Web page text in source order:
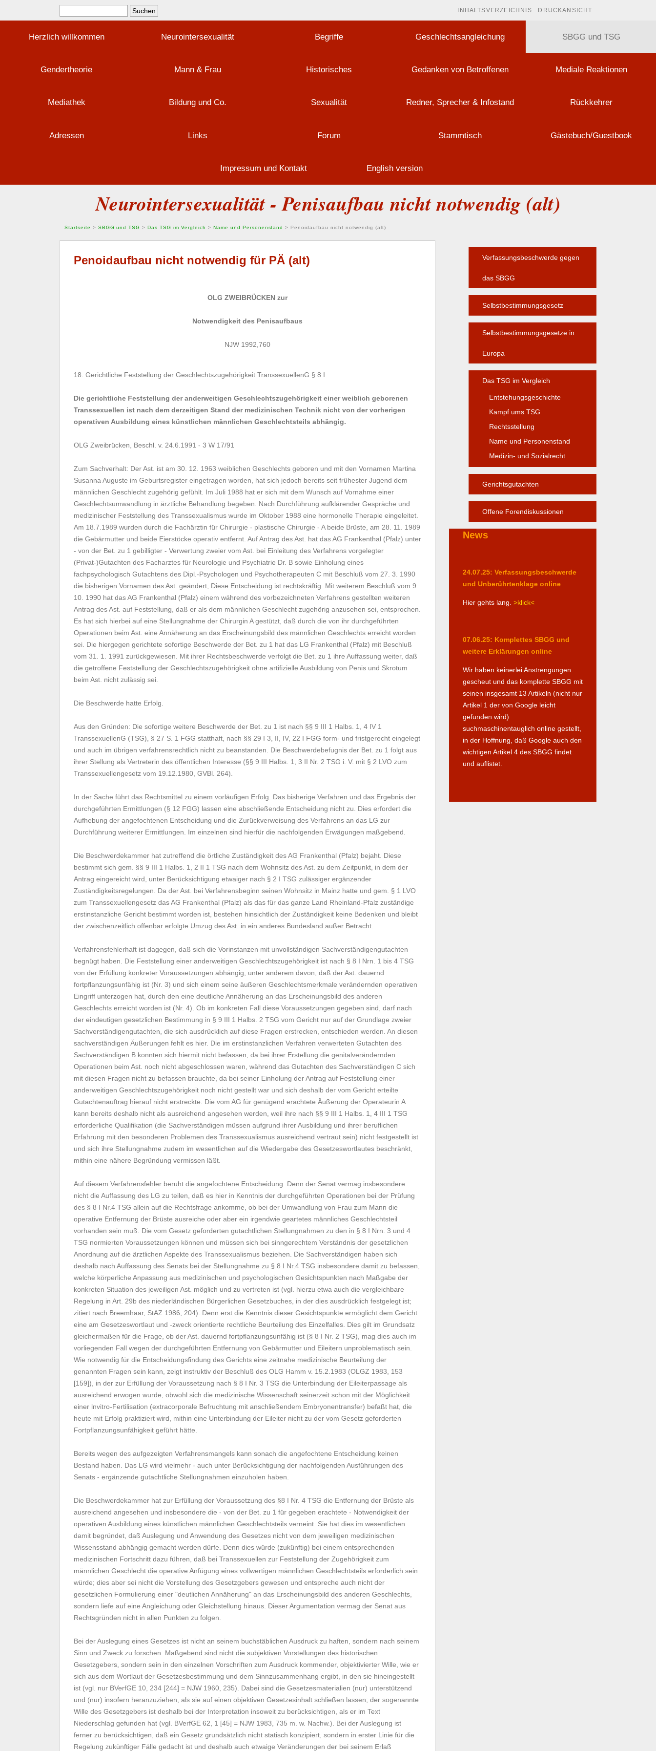
INHALTSVERZEICHNIS DRUCKANSICHT
Herzlich willkommen Neurointersexualität Begriffe Geschlechtsangleichung SBGG und TSG
Gendertheorie Mann & Frau Historisches Gedanken von Betroffenen Mediale Reaktionen
Mediathek Bildung und Co. Sexualität Redner, Sprecher & Infostand Rückkehrer
Adressen Links Forum Stammtisch Gästebuch/Guestbook
Impressum und Kontakt English version
Neurointersexualität - Penisaufbau nicht notwendig (alt)
Startseite > SBGG und TSG >Das TSG im Vergleich > Name und Personenstand > Penoidaufbau nicht notwendig (alt)
Penoidaufbau nicht notwendig für PÄ (alt)
OLG ZWEIBRÜCKEN zur
Notwendigkeit des Penisaufbaus
NJW 1992,760
18. Gerichtliche Feststellung der Geschlechtszugehörigkeit TranssexuellenG § 8 I
Die gerichtliche Feststellung der anderweitigen Geschlechtszugehörigkeit einer weiblich geborenen
Transsexuellen ist nach dem derzeitigen Stand der medizinischen Technik nicht von der vorherigen
operativen Ausbildung eines künstlichen männlichen Geschlechtsteils abhängig.
OLG Zweibrücken, Beschl. v. 24.6.1991 - 3 W 17/91
Zum Sachverhalt: Der Ast. ist am 30. 12. 1963 weiblichen Geschlechts geboren und mit den Vornamen Martina
Susanna Auguste im Geburtsregister eingetragen worden, hat sich jedoch bereits seit frühester Jugend dem
männlichen Geschlecht zugehörig gefühlt. Im Juli 1988 hat er sich mit dem Wunsch auf Vornahme einer
Geschlechtsumwandlung in ärztliche Behandlung begeben. Nach Durchführung aufklärender Gespräche und
medizinischer Feststellung des Transsexualismus wurde im Oktober 1988 eine hormonelle Therapie eingeleitet.
Am 18.7.1989 wurden durch die Fachärztin für Chirurgie - plastische Chirurgie - A beide Brüste, am 28. 11. 1989
die Gebärmutter und beide Eierstöcke operativ entfernt. Auf Antrag des Ast. hat das AG Frankenthal (Pfalz) unter
- von der Bet. zu 1 gebilligter - Verwertung zweier vom Ast. bei Einleitung des Verfahrens vorgelegter
(Privat-)Gutachten des Facharztes für Neurologie und Psychiatrie Dr. B sowie Einholung eines
fachpsychologisch Gutachtens des Dipl.-Psychologen und Psychotherapeuten C mit Beschluß vom 27. 3. 1990
die bisherigen Vornamen des Ast. geändert, Diese Entscheidung ist rechtskräftig. Mit weiterem Beschluß vom 9.
10. 1990 hat das AG Frankenthal (Pfalz) einem während des vorbezeichneten Verfahrens gestellten weiteren
Antrag des Ast. auf Feststellung, daß er als dem männlichen Geschlecht zugehörig anzusehen sei, entsprochen.
Es hat sich hierbei auf eine Stellungnahme der Chirurgin A gestützt, daß durch die von ihr durchgeführten
Operationen beim Ast. eine Annäherung an das Erscheinungsbild des männlichen Geschlechts erreicht worden
sei. Die hiergegen gerichtete sofortige Beschwerde der Bet. zu 1 hat das LG Frankenthal (Pfalz) mit Beschluß
vom 31. 1. 1991 zurückgewiesen. Mit ihrer Rechtsbeschwerde verfolgt die Bet. zu 1 ihre Auffassung weiter, daß
die getroffene Feststellung der Geschlechtszugehörigkeit ohne artifizielle Ausbildung von Penis und Skrotum
beim Ast. nicht zulässig sei.
Die Beschwerde hatte Erfolg.
Aus den Gründen: Die sofortige weitere Beschwerde der Bet. zu 1 ist nach §§ 9 III 1 Halbs. 1, 4 IV 1
TranssexuellenG (TSG), § 27 S. 1 FGG statthaft, nach §§ 29 I 3, II, IV, 22 I FGG form- und fristgerecht eingelegt
und auch im übrigen verfahrensrechtlich nicht zu beanstanden. Die Beschwerdebefugnis der Bet. zu 1 folgt aus
ihrer Stellung als Vertreterin des öffentlichen Interesse (§§ 9 III Halbs. 1, 3 II Nr. 2 TSG i. V. mit § 2 LVO zum
Transsexuellengesetz vom 19.12.1980, GVBl. 264).
In der Sache führt das Rechtsmittel zu einem vorläufigen Erfolg. Das bisherige Verfahren und das Ergebnis der
durchgeführten Ermittlungen (§ 12 FGG) lassen eine abschließende Entscheidung nicht zu. Dies erfordert die
Aufhebung der angefochtenen Entscheidung und die Zurückverweisung des Verfahrens an das LG zur
Durchführung weiterer Ermittlungen. Im einzelnen sind hierfür die nachfolgenden Erwägungen maßgebend.
Die Beschwerdekammer hat zutreffend die örtliche Zuständigkeit des AG Frankenthal (Pfalz) bejaht. Diese
bestimmt sich gem. §§ 9 III 1 Halbs. 1, 2 II 1 TSG nach dem Wohnsitz des Ast. zu dem Zeitpunkt, in dem der
Antrag eingereicht wird, unter Berücksichtigung etwaiger nach § 2 I TSG zulässiger ergänzender
Zuständigkeitsregelungen. Da der Ast. bei Verfahrensbeginn seinen Wohnsitz in Mainz hatte und gem. § 1 LVO
zum Transsexuellengesetz das AG Frankenthal (Pfalz) als das für das ganze Land Rheinland-Pfalz zuständige
erstinstanzliche Gericht bestimmt worden ist, bestehen hinsichtlich der Zuständigkeit keine Bedenken und bleibt
der zwischenzeitlich offenbar erfolgte Umzug des Ast. in ein anderes Bundesland außer Betracht.
Verfahrensfehlerhaft ist dagegen, daß sich die Vorinstanzen mit unvollständigen Sachverständigengutachten
begnügt haben. Die Feststellung einer anderweitigen Geschlechtszugehörigkeit ist nach § 8 I Nrn. 1 bis 4 TSG
von der Erfüllung konkreter Voraussetzungen abhängig, unter anderem davon, daß der Ast. dauernd
fortpflanzungsunfähig ist (Nr. 3) und sich einem seine äußeren Geschlechtsmerkmale verändernden operativen
Eingriff unterzogen hat, durch den eine deutliche Annäherung an das Erscheinungsbild des anderen
Geschlechts erreicht worden ist (Nr. 4). Ob im konkreten Fall diese Voraussetzungen gegeben sind, darf nach
der eindeutigen gesetzlichen Bestimmung in § 9 III 1 Halbs. 2 TSG vom Gericht nur auf der Grundlage zweier
Sachverständigengutachten, die sich ausdrücklich auf diese Fragen erstrecken, entschieden werden. An diesen
sachverständigen Äußerungen fehlt es hier. Die im erstinstanzlichen Verfahren verwerteten Gutachten des
Sachverständigen B konnten sich hiermit nicht befassen, da bei ihrer Erstellung die genitalverändernden
Operationen beim Ast. noch nicht abgeschlossen waren, während das Gutachten des Sachverständigen C sich
mit diesen Fragen nicht zu befassen brauchte, da bei seiner Einholung der Antrag auf Feststellung einer
anderweitigen Geschlechtszugehörigkeit noch nicht gestellt war und sich deshalb der vom Gericht erteilte
Gutachtenauftrag hierauf nicht erstreckte. Die vom AG für genügend erachtete Äußerung der Operateurin A
kann bereits deshalb nicht als ausreichend angesehen werden, weil ihre nach §§ 9 III 1 Halbs. 1, 4 III 1 TSG
erforderliche Qualifikation (die Sachverständigen müssen aufgrund ihrer Ausbildung und ihrer beruflichen
Erfahrung mit den besonderen Problemen des Transsexualismus ausreichend vertraut sein) nicht festgestellt ist
und sich ihre Stellungnahme zudem im wesentlichen auf die Wiedergabe des Gesetzeswortlautes beschränkt,
mithin eine nähere Begründung vermissen läßt.
Auf diesem Verfahrensfehler beruht die angefochtene Entscheidung. Denn der Senat vermag insbesondere
nicht die Auffassung des LG zu teilen, daß es hier in Kenntnis der durchgeführten Operationen bei der Prüfung
des § 8 I Nr.4 TSG allein auf die Rechtsfrage ankomme, ob bei der Umwandlung von Frau zum Mann die
operative Entfernung der Brüste ausreiche oder aber ein irgendwie geartetes männliches Geschlechtsteil
vorhanden sein muß. Die vom Gesetz geforderten gutachtlichen Stellungnahmen zu den in § 8 I Nrn. 3 und 4
TSG normierten Voraussetzungen können und müssen sich bei sinngerechtem Verständnis der gesetzlichen
Anordnung auf die ärztlichen Aspekte des Transsexualismus beziehen. Die Sachverständigen haben sich
deshalb nach Auffassung des Senats bei der Stellungnahme zu § 8 I Nr.4 TSG insbesondere damit zu befassen,
welche körperliche Anpassung aus medizinischen und psychologischen Gesichtspunkten nach Maßgabe der
konkreten Situation des jeweiligen Ast. möglich und zu vertreten ist (vgl. hierzu etwa auch die vergleichbare
Regelung in Art. 29b des niederländischen Bürgerlichen Gesetzbuches, in der dies ausdrücklich festgelegt ist;
zitiert nach Breemhaar, StAZ 1986, 204). Denn erst die Kenntnis dieser Gesichtspunkte ermöglicht dem Gericht
eine am Gesetzeswortlaut und -zweck orientierte rechtliche Beurteilung des Einzelfalles. Dies gilt im Grundsatz
gleichermaßen für die Frage, ob der Ast. dauernd fortpflanzungsunfähig ist (§ 8 I Nr. 2 TSG), mag dies auch im
vorliegenden Fall wegen der durchgeführten Entfernung von Gebärmutter und Eileitern unproblematisch sein.
Wie notwendig für die Entscheidungsfindung des Gerichts eine zeitnahe medizinische Beurteilung der
genannten Fragen sein kann, zeigt instruktiv der Beschluß des OLG Hamm v. 15.2.1983 (OLGZ 1983, 153
[159]), in der zur Erfüllung der Voraussetzung nach § 8 I Nr. 3 TSG die Unterbindung der Eileiterpassage als
ausreichend erwogen wurde, obwohl sich die medizinische Wissenschaft seinerzeit schon mit der Möglichkeit
einer lnvitro-Fertilisation (extracorporale Befruchtung mit anschließendem Embryonentransfer) befaßt hat, die
heute mit Erfolg praktiziert wird, mithin eine Unterbindung der Eileiter nicht zu der vom Gesetz geforderten
Fortpflanzungsunfähigkeit geführt hätte.
Bereits wegen des aufgezeigten Verfahrensmangels kann sonach die angefochtene Entscheidung keinen
Bestand haben. Das LG wird vielmehr - auch unter Berücksichtigung der nachfolgenden Ausführungen des
Senats - ergänzende gutachtliche Stellungnahmen einzuholen haben.
Die Beschwerdekammer hat zur Erfüllung der Voraussetzung des §8 I Nr. 4 TSG die Entfernung der Brüste als
ausreichend angesehen und insbesondere die - von der Bet. zu 1 für gegeben erachtete - Notwendigkeit der
operativen Ausbildung eines künstlichen männlichen Geschlechtsteils verneint. Sie hat dies im wesentlichen
damit begründet, daß Auslegung und Anwendung des Gesetzes nicht von dem jeweiligen medizinischen
Wissensstand abhängig gemacht werden dürfe. Denn dies würde (zukünftig) bei einem entsprechenden
medizinischen Fortschritt dazu führen, daß bei Transsexuellen zur Feststellung der Zugehörigkeit zum
männlichen Geschlecht die operative Anfügung eines vollwertigen männlichen Geschlechtsteils erforderlich sein
würde; dies aber sei nicht die Vorstellung des Gesetzgebers gewesen und entspreche auch nicht der
gesetzlichen Formulierung einer "deutlichen Annäherung" an das Erscheinungsbild des anderen Geschlechts,
sondern liefe auf eine Angleichung oder Gleichstellung hinaus. Dieser Argumentation vermag der Senat aus
Rechtsgründen nicht in allen Punkten zu folgen.
Bei der Auslegung eines Gesetzes ist nicht an seinem buchstäblichen Ausdruck zu haften, sondern nach seinem
Sinn und Zweck zu forschen. Maßgebend sind nicht die subjektiven Vorstellungen des historischen
Gesetzgebers, sondern sein in den einzelnen Vorschriften zum Ausdruck kommender, objektivierter Wille, wie er
sich aus dem Wortlaut der Gesetzesbestimmung und dem Sinnzusammenhang ergibt, in den sie hineingestellt
ist (vgl. nur BVerfGE 10, 234 [244] = NJW 1960, 235). Dabei sind die Gesetzesmaterialien (nur) unterstützend
und (nur) insofern heranzuziehen, als sie auf einen objektiven Gesetzesinhalt schließen lassen; der sogenannte
Wille des Gesetzgebers ist deshalb bei der Interpretation insoweit zu berücksichtigen, als er im Text
Niederschlag gefunden hat (vgl. BVerfGE 62, 1 [45] = NJW 1983, 735 m. w. Nachw.). Bei der Auslegung ist
ferner zu berücksichtigen, daß ein Gesetz grundsätzlich nicht statisch konzipiert, sondern in erster Linie für die
Regelung zukünftiger Fälle gedacht ist und deshalb auch etwaige Veränderungen der bei seinem Erlaß
Verfassungsbeschwerde gegen
das SBGG
Selbstbestimmungsgesetz
Selbstbestimmungsgesetze in
Europa
Das TSG im Vergleich
Entstehungsgeschichte
Kampf ums TSG
Rechtsstellung
Name und Personenstand
Medizin- und Sozialrecht
Gerichtsgutachten
Offene Forendiskussionen
News
24.07.25: Verfassungsbeschwerde
und Unberührtenklage online
Hier gehts lang. >klick<
07.06.25: Komplettes SBGG und
weitere Erklärungen online
Wir haben keinerlei Anstrengungen
gescheut und das komplette SBGG mit
seinen insgesamt 13 Artikeln (nicht nur
Artikel 1 der von Google leicht
gefunden wird)
suchmaschinentauglich online gestellt,
in der Hoffnung, daß Google auch den
wichtigen Artikel 4 des SBGG findet
und auflistet.